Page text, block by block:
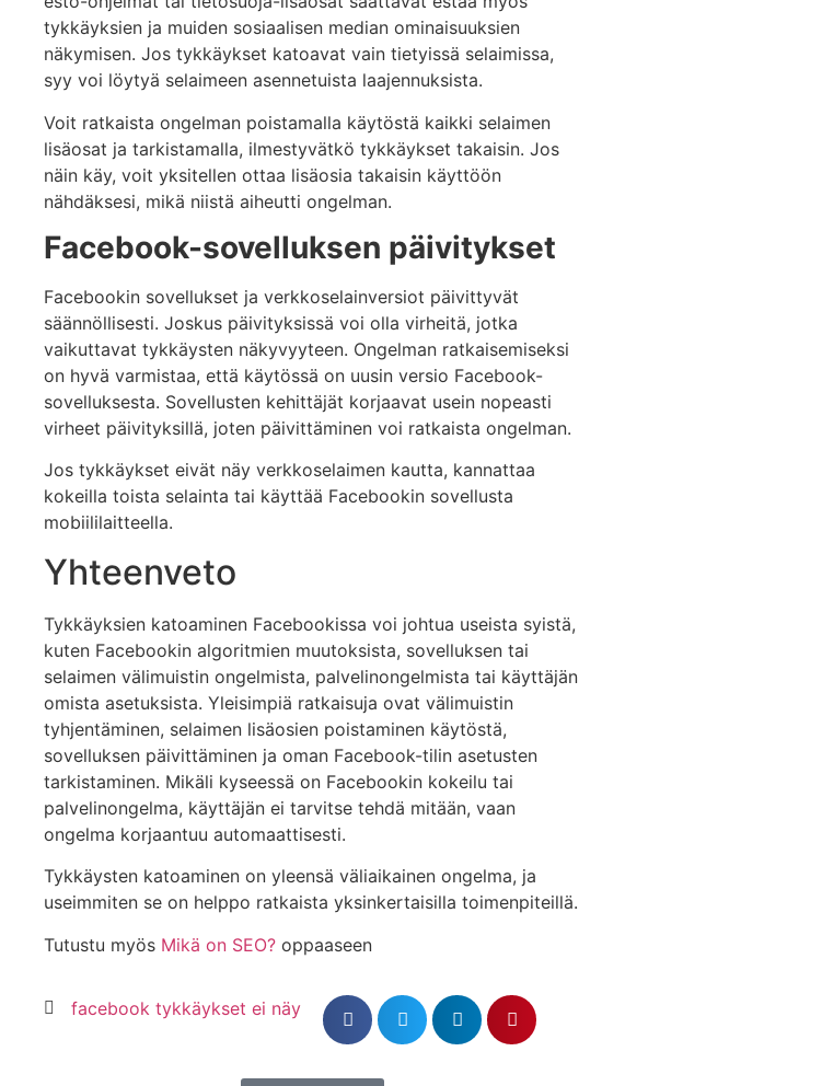
tykkäyksien ja muiden sosiaalisen median ominaisuuksien
näkymisen. Jos tykkäykset katoavat vain tietyissä selaimissa,
syy voi löytyä selaimeen asennetuista laajennuksista.
Voit ratkaista ongelman poistamalla käytöstä kaikki selaimen
lisäosat ja tarkistamalla, ilmestyvätkö tykkäykset takaisin. Jos
näin käy, voit yksitellen ottaa lisäosia takaisin käyttöön
nähdäksesi, mikä niistä aiheutti ongelman.
Facebook-sovelluksen päivitykset
Facebookin sovellukset ja verkkoselainversiot päivittyvät
säännöllisesti. Joskus päivityksissä voi olla virheitä, jotka
vaikuttavat tykkäysten näkyvyyteen. Ongelman ratkaisemiseksi
on hyvä varmistaa, että käytössä on uusin versio Facebook-
sovelluksesta. Sovellusten kehittäjät korjaavat usein nopeasti
virheet päivityksillä, joten päivittäminen voi ratkaista ongelman.
Jos tykkäykset eivät näy verkkoselaimen kautta, kannattaa
kokeilla toista selainta tai käyttää Facebookin sovellusta
mobiililaitteella.
Yhteenveto
Tykkäyksien katoaminen Facebookissa voi johtua useista syistä,
kuten Facebookin algoritmien muutoksista, sovelluksen tai
selaimen välimuistin ongelmista, palvelinongelmista tai käyttäjän
omista asetuksista. Yleisimpiä ratkaisuja ovat välimuistin
tyhjentäminen, selaimen lisäosien poistaminen käytöstä,
sovelluksen päivittäminen ja oman Facebook-tilin asetusten
tarkistaminen. Mikäli kyseessä on Facebookin kokeilu tai
palvelinongelma, käyttäjän ei tarvitse tehdä mitään, vaan
ongelma korjaantuu automaattisesti.
Tykkäysten katoaminen on yleensä väliaikainen ongelma, ja
useimmiten se on helppo ratkaista yksinkertaisilla toimenpiteillä.
Tutustu myös Mikä on SEO? oppaaseen
facebook tykkäykset ei näy